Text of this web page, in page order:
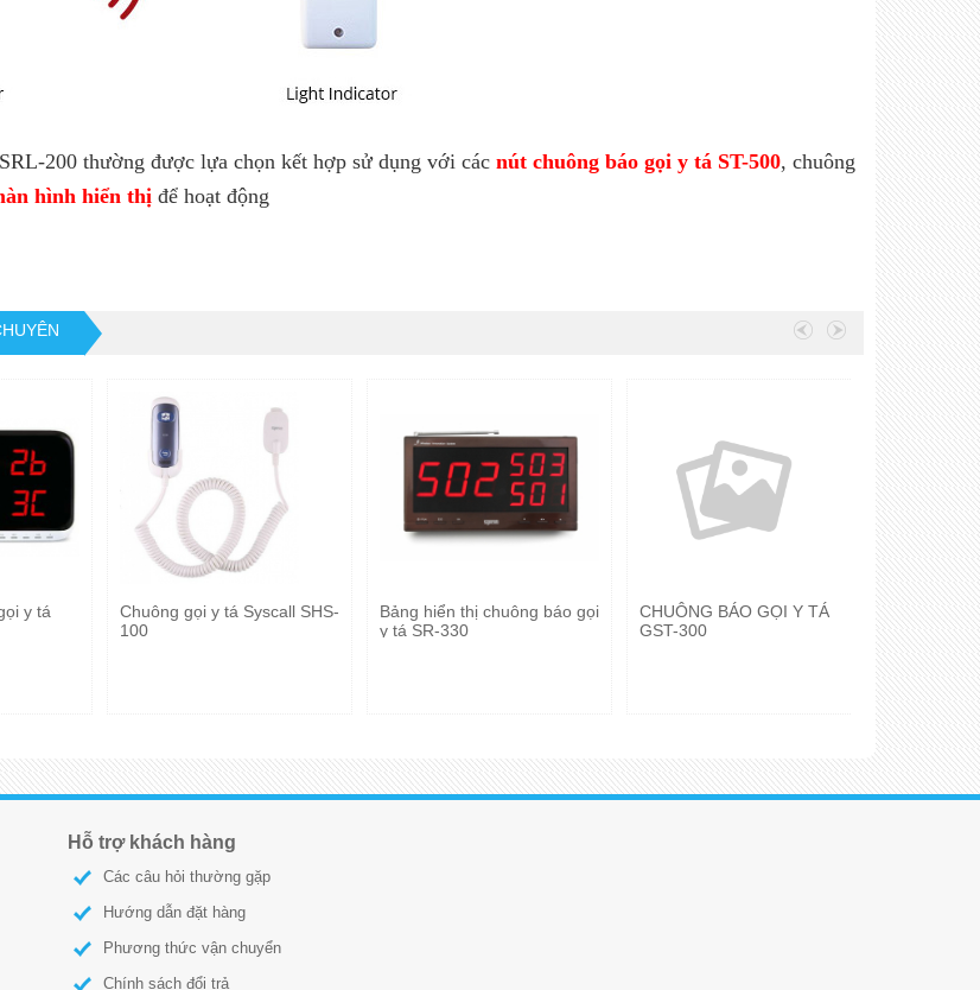
200 thường được lựa chọn kết hợp sử dụng với các nút chuông báo gọi y tá ST-500, chuông
hình hiển thị để hoạt động
y tá
Chuông gọi y tá Syscall SHS-
100
Bảng hiển thị chuông báo gọi
y tá SR-330
CHUÔNG BÁO GỌI Y TÁ
GST-300
Đèn hiển
SRL-100
Hỗ trợ khách hàng
Các câu hỏi thường gặp
Hướng dẫn đặt hàng
Phương thức vận chuyển
Chính sách đổi trả